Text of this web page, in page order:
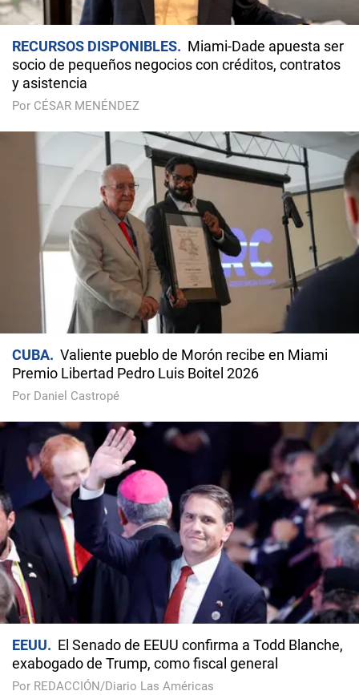
RECURSOS DISPONIBLES
Miami-Dade apuesta ser
socio de pequeños negocios con créditos, contratos
y asistencia
Por CÉSAR MENÉNDEZ
CUBA
Valiente pueblo de Morón recibe en Miami
Premio Libertad Pedro Luis Boitel 2026
Por Daniel Castropé
EEUU
El Senado de EEUU confirma a Todd Blanche,
exabogado de Trump, como fiscal general
Por REDACCIÓN/Diario Las Américas